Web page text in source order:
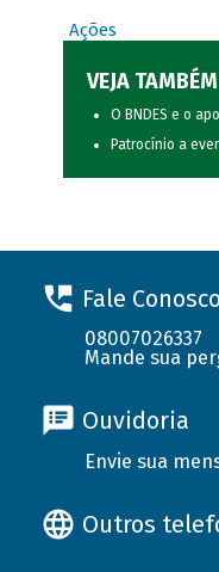
Ações
VEJA TAMBÉM
O BNDES e o
Patrocínio a
Fale Conosco
08007026337
Mande sua
Ouvidoria
Envie sua
Outros